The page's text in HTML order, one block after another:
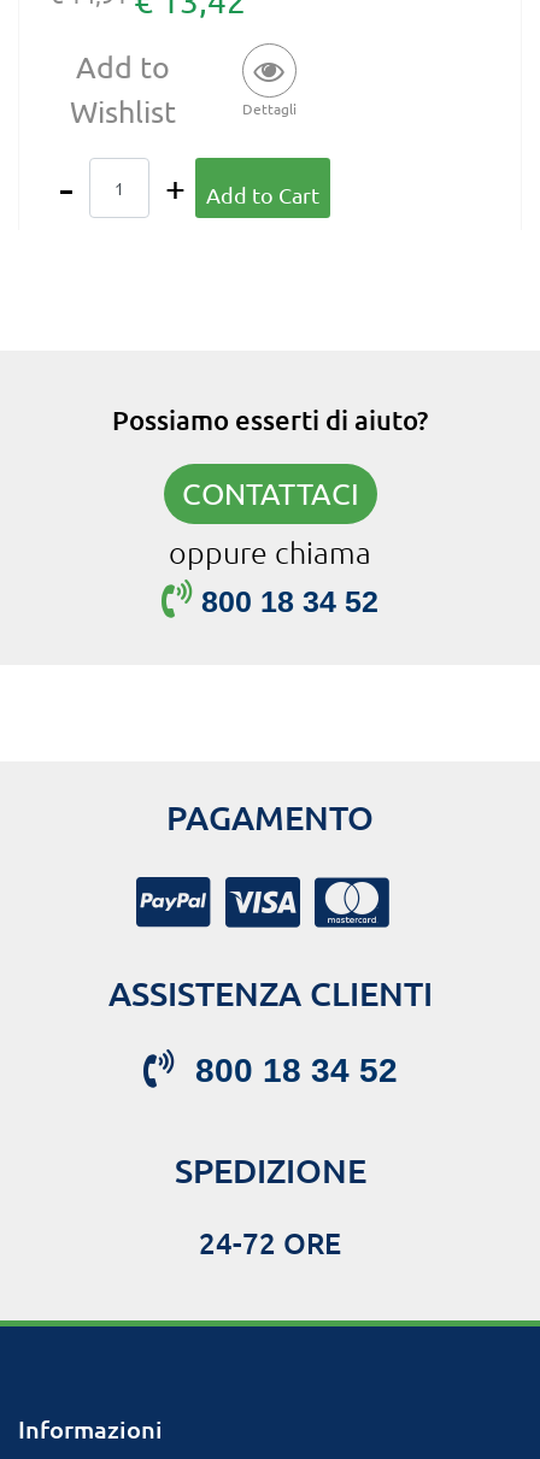
Add to
Wishlist
Dettagli
Add to Cart
Possiamo esserti di aiuto?
CONTATTACI
oppure chiama
800 18 34 52
PAGAMENTO
ASSISTENZA CLIENTI
800 18 34 52
SPEDIZIONE
24-72 ORE
Informazioni